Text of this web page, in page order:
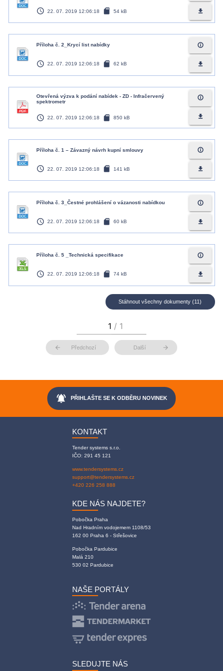
access_time 22. 07. 2019 12:06:18 sd_card 54 kB file_download
Příloha č. 2_Krycí list nabídky
access_time 22. 07. 2019 12:06:18 sd_card 62 kB
info_outline
file_download
Otevřená výzva k podání nabídek - ZD - Infračervený
spektrometr
access_time 22. 07. 2019 12:06:18 sd_card 850 kB
info_outline
file_download
Příloha č. 1 – Závazný návrh kupní smlouvy
access_time 22. 07. 2019 12:06:18 sd_card 141 kB
info_outline
file_download
Příloha č. 3_Čestné prohlášení o vázanosti nabídkou
access_time 22. 07. 2019 12:06:18 sd_card 60 kB
info_outline
file_download
Příloha č. 5 _Technická specifikace
access_time 22. 07. 2019 12:06:18 sd_card 74 kB
info_outline
file_download
Stáhnout všechny dokumenty (11)
arrow_back Předchozí Další arrow_forward
notifications_active PŘIHLAŠTE SE K ODBĚRU NOVINEK
KONTAKT
Tender systems s.r.o.
IČO: 291 45 121
www.tendersystems.cz
support@tendersystems.cz
+420 226 258 888
KDE NÁS NAJDETE?
Pobočka Praha
Nad Hradním vodojemem 1108/53
162 00 Praha 6 - Střešovice
Pobočka Pardubice
Malá 210
530 02 Pardubice
NAŠE PORTÁLY
SLEDUJTE NÁS